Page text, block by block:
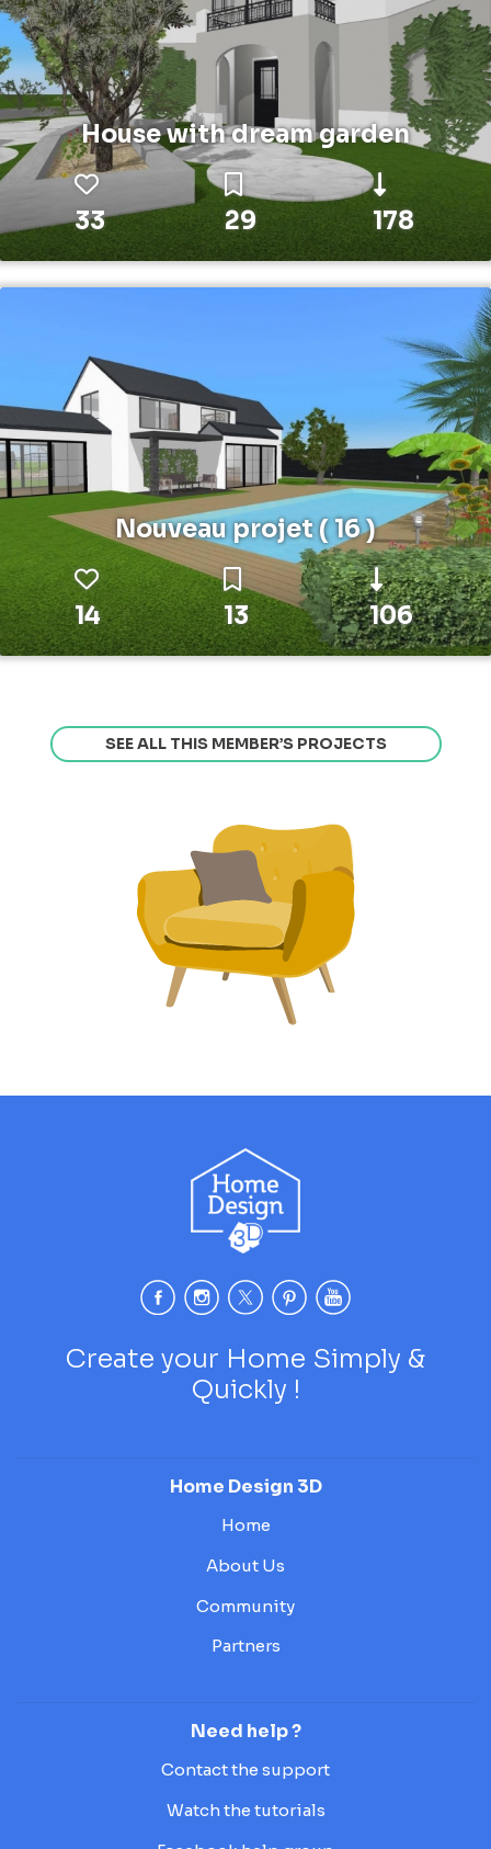
House with dream garden
33 29 178
Nouveau projet ( 16 )
14 13 106
SEE ALL THIS MEMBER’S PROJECTS
Create your Home Simply &
Quickly !
Home Design 3D
Home
About Us
Community
Partners
Need help ?
Contact the support
Watch the tutorials